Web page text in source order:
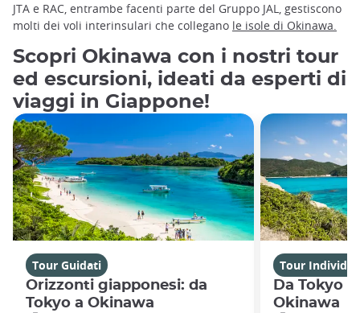
JTA e RAC, entrambe facenti parte del Gruppo JAL, gestiscono
molti dei voli interinsulari che collegano le isole di Okinawa.
Scopri Okinawa con i nostri tour
ed escursioni, ideati da esperti di
viaggi in Giappone!
Tour Guidati
Orizzonti giapponesi: da
Tokyo a Okinawa
Tour
Da Tokyo
Okinawa